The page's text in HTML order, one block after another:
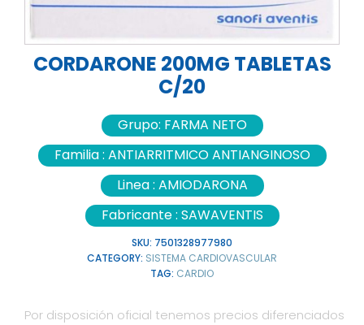
CORDARONE 200MG TABLETAS
C/20
Grupo: FARMA NETO
Familia : ANTIARRITMICO ANTIANGINOSO
Linea : AMIODARONA
Fabricante : SAWAVENTIS
SKU: 7501328977980
CATEGORY: SISTEMA CARDIOVASCULAR
TAG: CARDIO
Por disposición oficial tenemos precios diferenciados